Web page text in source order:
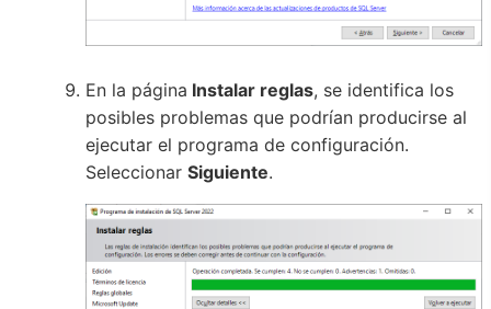
En la página Instalar reglas, se identifica los
posibles problemas que podrían producirse al
ejecutar el programa de configuración.
Seleccionar Siguiente.